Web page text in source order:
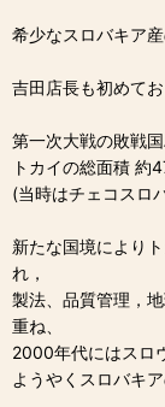
希少なスロバキア産
吉田店長も初めて
第一次大戦の敗戦
トカイの総面積 約
(当時はチェコスロ
新たな国境により
れ，
製法、品質管理，
重ね、
2000年代にはスロ
ようやくスロバキ